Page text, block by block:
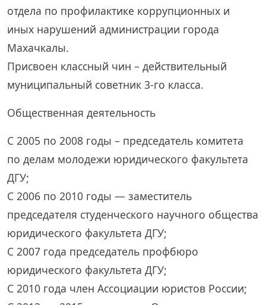
отдела по профилактике коррупционных и
иных нарушений администрации города
Махачкалы.
Присвоен классный чин – действительный
муниципальный советник 3-го класса.
Общественная деятельность
С 2005 по 2008 годы – председатель комитета
по делам молодежи юридического факультета
ДГУ;
С 2006 по 2010 годы — заместитель
председателя студенческого научного общества
юридического факультета ДГУ;
С 2007 года председатель профбюро
юридического факультета ДГУ;
С 2010 года член Ассоциации юристов России;